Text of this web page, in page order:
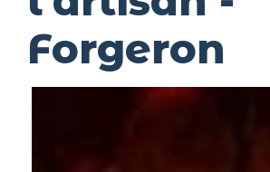
Forgeron